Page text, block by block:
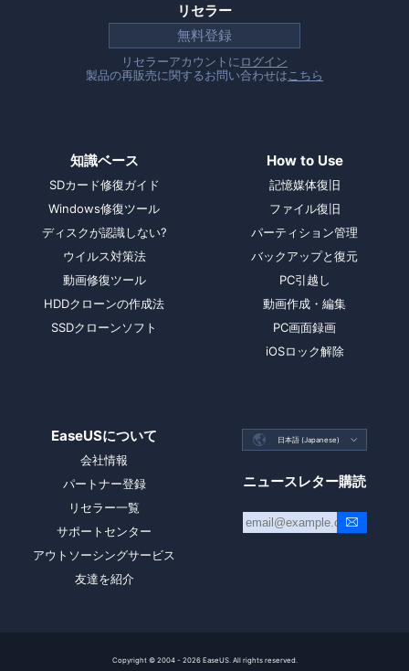
リセラー
無料登録
リセラーアカウントに ログイン
製品の再販売に関するお問い合わせは こちら
知識ベース
SDカード修復ガイド
Windows修復ツール
ディスクが認識しない?
ウイルス対策法
動画修復ツール
HDDクローンの作成法
SSDクローンソフト
How to Use
記憶媒体復旧
ファイル復旧
パーティション管理
バックアップと復元
PC引越し
動画作成・編集
PC画面録画
iOSロック解除
EaseUSについて
会社情報
パートナー登録
リセラー一覧
サポートセンター
アウトソーシングサービス
友達を紹介
 日本語 (Japanese) 
ニュースレター購読
Copyright © 2004 - 2026EaseUS. All rights reserved.